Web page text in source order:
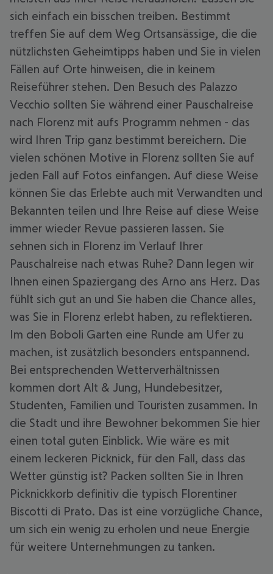
sich einfach ein bisschen treiben. Bestimmt
treffen Sie auf dem Weg Ortsansässige, die die
nützlichsten Geheimtipps haben und Sie in vielen
Fällen auf Orte hinweisen, die in keinem
Reiseführer stehen. Den Besuch des Palazzo
Vecchio sollten Sie während einer Pauschalreise
nach Florenz mit aufs Programm nehmen - das
wird Ihren Trip ganz bestimmt bereichern. Die
vielen schönen Motive in Florenz sollten Sie auf
jeden Fall auf Fotos einfangen. Auf diese Weise
können Sie das Erlebte auch mit Verwandten und
Bekannten teilen und Ihre Reise auf diese Weise
immer wieder Revue passieren lassen. Sie
sehnen sich in Florenz im Verlauf Ihrer
Pauschalreise nach etwas Ruhe? Dann legen wir
Ihnen einen Spaziergang des Arno ans Herz. Das
fühlt sich gut an und Sie haben die Chance alles,
was Sie in Florenz erlebt haben, zu reflektieren.
Im den Boboli Garten eine Runde am Ufer zu
machen, ist zusätzlich besonders entspannend.
Bei entsprechenden Wetterverhältnissen
kommen dort Alt & Jung, Hundebesitzer,
Studenten, Familien und Touristen zusammen. In
die Stadt und ihre Bewohner bekommen Sie hier
einen total guten Einblick. Wie wäre es mit
einem leckeren Picknick, für den Fall, dass das
Wetter günstig ist? Packen sollten Sie in Ihren
Picknickkorb definitiv die typisch Florentiner
Biscotti di Prato. Das ist eine vorzügliche Chance,
um sich ein wenig zu erholen und neue Energie
für weitere Unternehmungen zu tanken.